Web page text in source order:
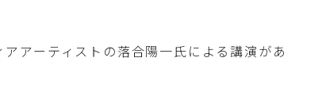
アーティストの落合陽一氏による講演があ